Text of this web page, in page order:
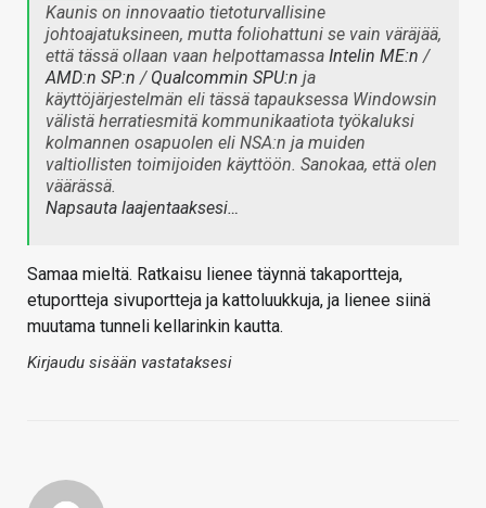
Kaunis on innovaatio tietoturvallisine
johtoajatuksineen, mutta foliohattuni se vain väräjää,
että tässä ollaan vaan helpottamassa Intelin ME:n /
AMD:n SP:n /Qualcommin SPU:n ja
käyttöjärjestelmän eli tässä tapauksessa Windowsin
välistä herratiesmitä kommunikaatiota työkaluksi
kolmannen osapuolen eli NSA:n ja muiden
valtiollisten toimijoiden käyttöön. Sanokaa, että olen
väärässä.
Napsauta laajentaaksesi…
Samaa mieltä. Ratkaisu lienee täynnä takaportteja,
etuportteja sivuportteja ja kattoluukkuja, ja lienee siinä
muutama tunneli kellarinkin kautta.
Kirjaudu sisään vastataksesi